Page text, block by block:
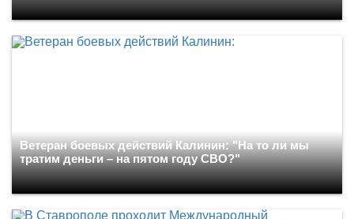
Ветеран боевых действий Калинин: "На то ли мы
тратим деньги – на пятом году СВО?"